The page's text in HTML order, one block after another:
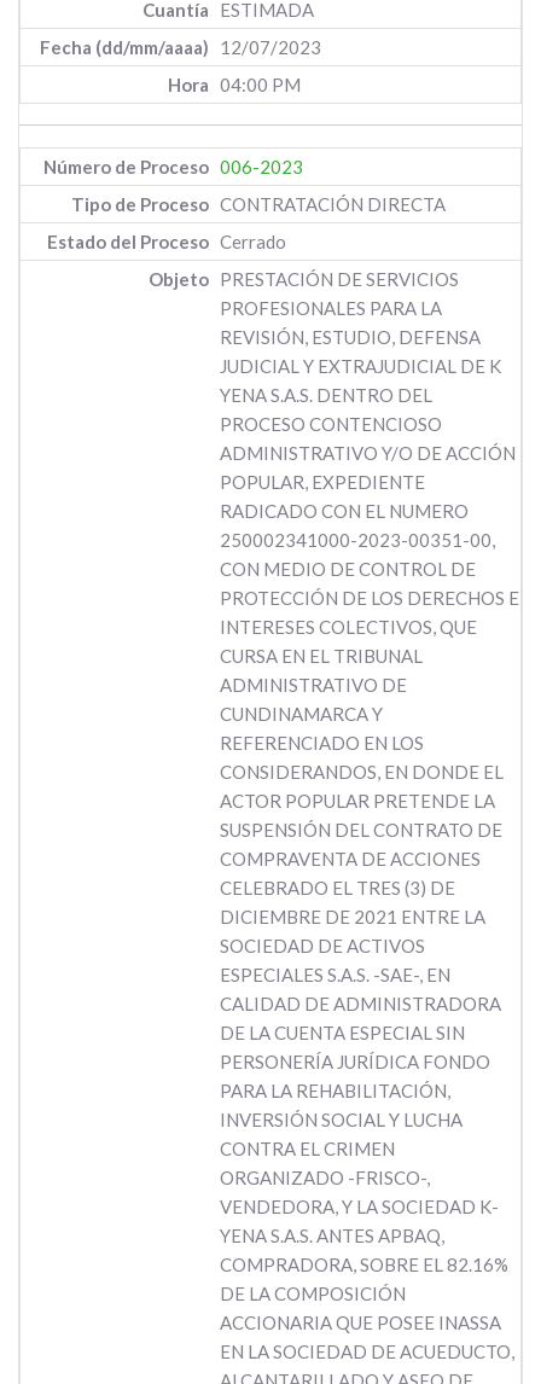
ESTIMADA
12/07/2023
04:00 PM
006-2023
CONTRATACIÓN DIRECTA
Cerrado
PRESTACIÓN DE SERVICIOS
PROFESIONALES PARA LA
REVISIÓN, ESTUDIO, DEFENSA
JUDICIAL Y EXTRAJUDICIAL DE K
YENA S.A.S. DENTRO DEL
PROCESO CONTENCIOSO
ADMINISTRATIVO Y/O DE ACCIÓN
POPULAR, EXPEDIENTE
RADICADO CON EL NUMERO
250002341000-2023-00351-00,
CON MEDIO DE CONTROL DE
PROTECCIÓN DE LOS DERECHOS E
INTERESES COLECTIVOS, QUE
CURSA EN EL TRIBUNAL
ADMINISTRATIVO DE
CUNDINAMARCA Y
REFERENCIADO EN LOS
CONSIDERANDOS, EN DONDE EL
ACTOR POPULAR PRETENDE LA
SUSPENSIÓN DEL CONTRATO DE
COMPRAVENTA DE ACCIONES
CELEBRADO EL TRES (3) DE
DICIEMBRE DE 2021 ENTRE LA
SOCIEDAD DE ACTIVOS
ESPECIALES S.A.S. -SAE-, EN
CALIDAD DE ADMINISTRADORA
DE LA CUENTA ESPECIAL SIN
PERSONERÍA JURÍDICA FONDO
PARA LA REHABILITACIÓN,
INVERSIÓN SOCIAL Y LUCHA
CONTRA EL CRIMEN
ORGANIZADO -FRISCO-,
VENDEDORA, Y LA SOCIEDAD K-
YENA S.A.S. ANTES APBAQ,
COMPRADORA, SOBRE EL 82.16%
DE LA COMPOSICIÓN
ACCIONARIA QUE POSEE INASSA
EN LA SOCIEDAD DE ACUEDUCTO,